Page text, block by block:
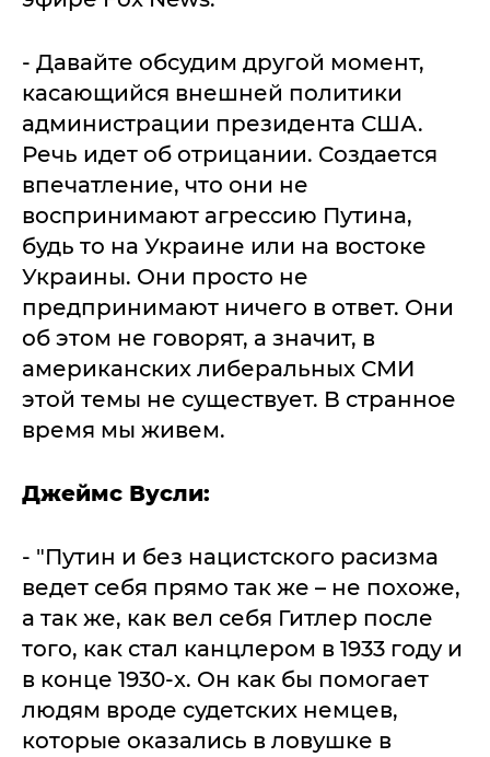
- Давайте обсудим другой момент,
касающийся внешней политики
администрации президента США.
Речь идет об отрицании. Создается
впечатление, что они не
воспринимают агрессию Путина,
будь то на Украине или на востоке
Украины. Они просто не
предпринимают ничего в ответ. Они
об этом не говорят, а значит, в
американских либеральных СМИ
этой темы не существует. В странное
время мы живем.
Джеймс Вусли:
- "Путин и без нацистского расизма
ведет себя прямо так же – не похоже,
а так же, как вел себя Гитлер после
того, как стал канцлером в 1933 году и
в конце 1930-х. Он как бы помогает
людям вроде судетских немцев,
которые оказались в ловушке в